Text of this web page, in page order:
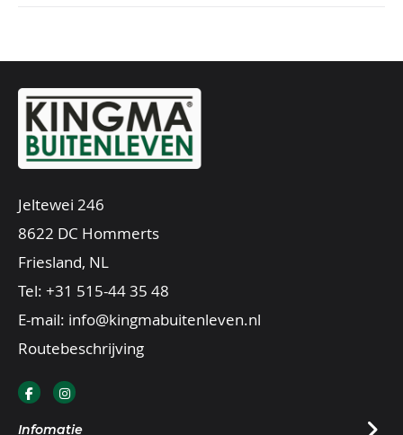
Jeltewei 246
8622 DC Hommerts
Friesland, NL
Tel: +31 515-44 35 48
E-mail: info@kingmabuitenleven.nl
Routebeschrijving
Infomatie